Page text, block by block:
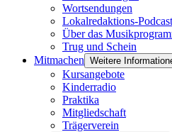
Wortsendungen
Lokalredaktions-
Über das
Trug und Schein
Mitmachen Weitere
Kursangebote
Kinderradio
Praktika
Mitgliedschaft
Trägerverein